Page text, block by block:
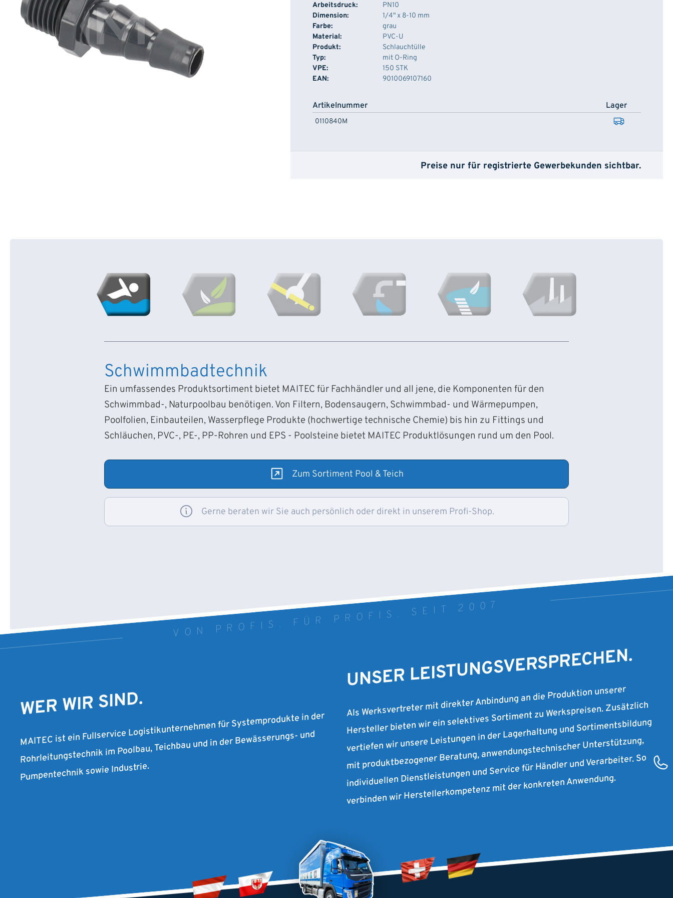
Arbeitsdruck:
PN10
Dimension:
1/4" x 8-10 mm
Farbe:
grau
Material:
PVC-U
Produkt:
Schlauchtülle
Typ:
mit O-Ring
VPE:
150 STK
EAN:
9010069107160
Artikelnummer Lager
0110840M
Preise nur für registrierte Gewerbekunden sichtbar.
Schwimmbadtechnik
Ein umfassendes Produktsortiment bietet MAITEC für Fachhändler und all jene, die Komponenten für den
Schwimmbad-, Naturpoolbau benötigen. Von Filtern, Bodensaugern, Schwimmbad- und Wärmepumpen,
Poolfolien, Einbauteilen, Wasserpflege Produkte (hochwertige technische Chemie) bis hin zu Fittings und
Schläuchen, PVC-, PE-, PP-Rohren und EPS - Poolsteine bietet MAITEC Produktlösungen rund um den Pool.
Zum Sortiment Pool & Teich
Gerne beraten wir Sie auch persönlich oder direkt in unserem Profi-Shop.
VON PROFIS. FÜR PROFIS. SEIT 2007
WER WIR SIND.
MAITEC ist ein Fullservice Logistikunternehmen für Systemprodukte in der
Rohrleitungstechnik im Poolbau, Teichbau und in der Bewässerungs- und
Pumpentechnik sowie Industrie.
UNSER LEISTUNGSVERSPRECHEN.
Als Werksvertreter mit direkter Anbindung an die Produktion unserer
Hersteller bieten wir ein selektives Sortiment zu Werkspreisen. Zusätzlich
vertiefen wir unsere Leistungen in der Lagerhaltung und Sortimentsbildung
mit produktbezogener Beratung, anwendungstechnischer Unterstützung,
individuellen Dienstleistungen und Service für Händler und Verarbeiter. So
verbinden wir Herstellerkompetenz mit der konkreten Anwendung.